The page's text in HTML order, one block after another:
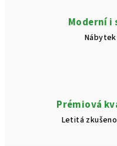
Moderní
Prémiová
Letitá